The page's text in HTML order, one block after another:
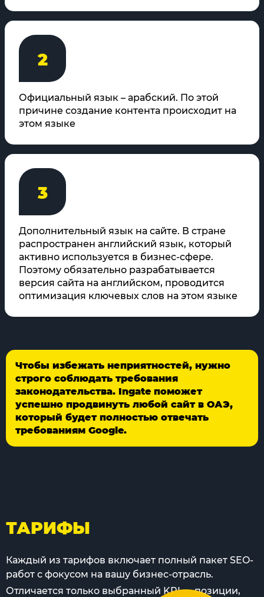
2
Официальный язык – арабский. По этой
причине создание контента происходит на
этом языке
3
Дополнительный язык на сайте. В стране
распространен английский язык, который
активно используется в бизнес-сфере.
Поэтому обязательно разрабатывается
версия сайта на английском, проводится
оптимизация ключевых слов на этом языке
Чтобы избежать неприятностей, нужно
строго соблюдать требования
законодательства. Ingate поможет
успешно продвинуть любой сайт в ОАЭ,
который будет полностью отвечать
требованиям Google.
ТАРИФЫ
Каждый из тарифов включает полный пакет SEO-
работ с фокусом на вашу бизнес-отрасль.
Отличается только выбранный KPI — позиции,